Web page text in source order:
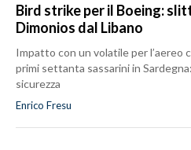
Bird strike per il Boeing:
Dimonios dal Libano
Impatto con un volatile per l’aereo
primi settanta sassarini in
sicurezza
Enrico Fresu